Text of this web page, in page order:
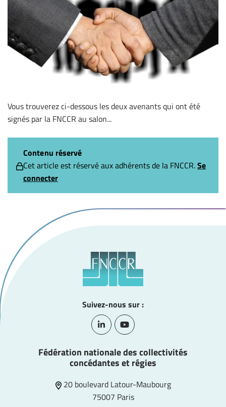
Vous trouverez ci-dessous les deux avenants qui ont été
signés par la FNCCR au salon...
Contenu réservé
Cet article est réservé aux adhérents de la FNCCR.Se
connecter
Suivez-nous sur :
Lien vers le compte Linkedin
Lien vers la chaîne Youtube
Fédération nationale des collectivités
concédantes et régies
20 boulevard Latour-Maubourg
75007 Paris